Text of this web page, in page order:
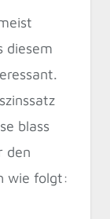
diesem
blass
den
wie folgt: